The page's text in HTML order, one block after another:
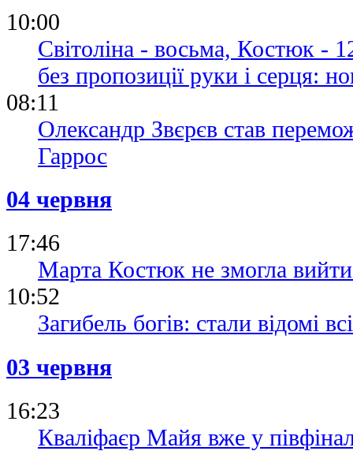
10:00
Світоліна - восьма, Костюк -
без пропозиції руки і серця:
08:11
Олександр Звєрєв став
Гаррос
04 червня
17:46
Марта Костюк не змогла
10:52
Загибель богів: стали відомі
03 червня
16:23
Кваліфаєр Майя вже у